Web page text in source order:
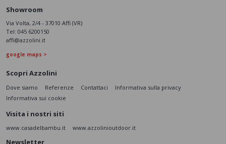
Showroom
Via Volta, 2/4 - 37010 Affi (VR)
Tel: 045 6200150
affi@azzolini.it
google maps >
Scopri Azzolini
Dove siamo Referenze Contattaci
Informativa sulla privacy
Informativa sui cookie
Visita i nostri siti
www.casadelbambu.it www.azzolinioutdoor.it
Newsletter